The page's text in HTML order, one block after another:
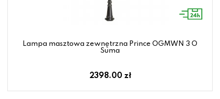
Lampa masztowa zewnętrzna Prince OGMWN 3 O
Suma
2398.00 zł